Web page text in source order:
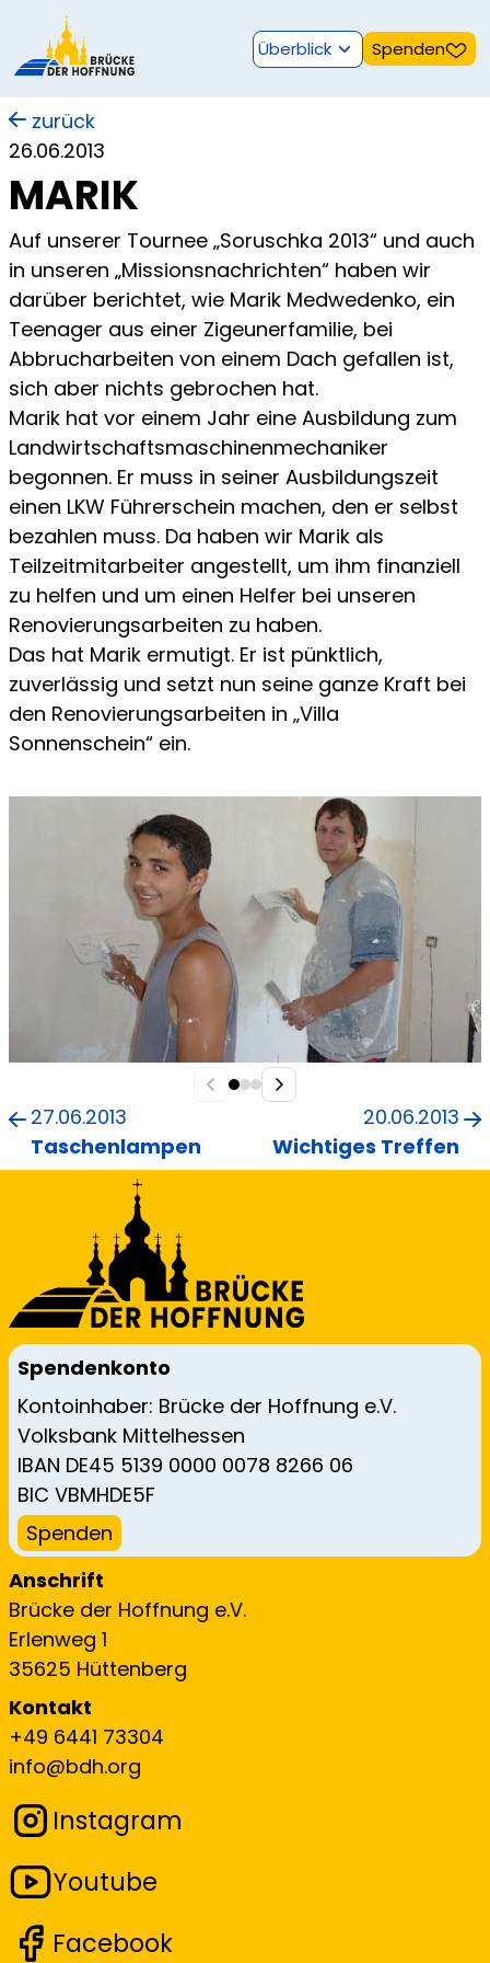
Spenden
Überblick
zurück
26.06.2013
MARIK
Auf unserer Tournee „Soruschka 2013“ und auch
in unseren „Missionsnachrichten“ haben wir
darüber berichtet, wie Marik Medwedenko, ein
Teenager aus einer Zigeunerfamilie, bei
Abbrucharbeiten von einem Dach gefallen ist,
sich aber nichts gebrochen hat.
Marik hat vor einem Jahr eine Ausbildung zum
Landwirtschaftsmaschinenmechaniker
begonnen. Er muss in seiner Ausbildungszeit
einen LKW Führerschein machen, den er selbst
bezahlen muss. Da haben wir Marik als
Teilzeitmitarbeiter angestellt, um ihm finanziell
zu helfen und um einen Helfer bei unseren
Renovierungsarbeiten zu haben.
Das hat Marik ermutigt. Er ist pünktlich,
zuverlässig und setzt nun seine ganze Kraft bei
den Renovierungsarbeiten in „Villa
Sonnenschein“ ein.
27.06.2013
Taschenlampen
20.06.2013
Wichtiges Treffen
Spendenkonto
Kontoinhaber: Brücke der Hoffnung e.V.
Volksbank Mittelhessen
IBAN DE45 5139 0000 0078 8266 06
BIC VBMHDE5F
Spenden
Anschrift
Brücke der Hoffnung e.V.
Erlenweg 1
35625 Hüttenberg
Kontakt
+49 6441 73304
info@bdh.org
Instagram
Youtube
Facebook